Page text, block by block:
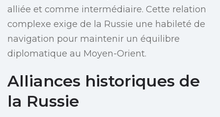
alliée et comme intermédiaire. Cette relation
complexe exige de la Russie une habileté de
navigation pour maintenir un équilibre
diplomatique au Moyen-Orient.
Alliances historiques de
la Russie